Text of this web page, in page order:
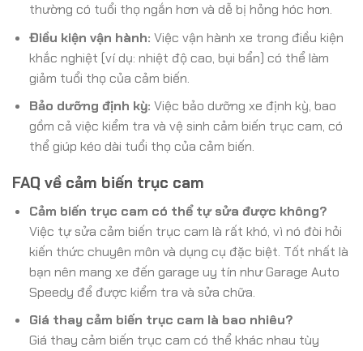
thường có tuổi thọ ngắn hơn và dễ bị hỏng hóc hơn.
Điều kiện vận hành: Việc vận hành xe trong điều kiện
khắc nghiệt (ví dụ: nhiệt độ cao, bụi bẩn) có thể làm
giảm tuổi thọ của cảm biến.
Bảo dưỡng định kỳ: Việc bảo dưỡng xe định kỳ, bao
gồm cả việc kiểm tra và vệ sinh cảm biến trục cam, có
thể giúp kéo dài tuổi thọ của cảm biến.
FAQ về cảm biến trục cam
Cảm biến trục cam có thể tự sửa được không?
Việc tự sửa cảm biến trục cam là rất khó, vì nó đòi hỏi
kiến thức chuyên môn và dụng cụ đặc biệt. Tốt nhất là
bạn nên mang xe đến garage uy tín như Garage Auto
Speedy để được kiểm tra và sửa chữa.
Giá thay cảm biến trục cam là bao nhiêu?
Giá thay cảm biến trục cam có thể khác nhau tùy